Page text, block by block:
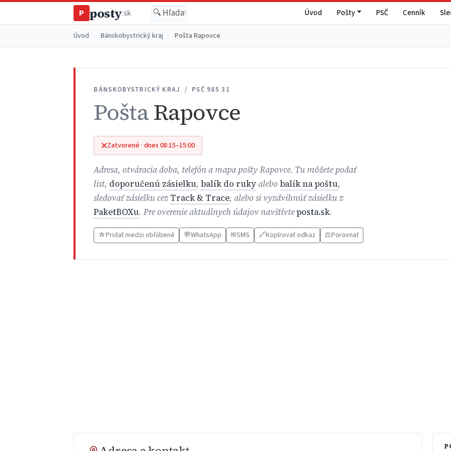
P posty.sk Úvod Pošty PSČ Cenník
Úvod Bánskobystrický kraj Pošta Rapovce
BÁNSKOBYSTRICKÝ KRAJ / PSČ 985 31
PoštaRapovce
Zatvorené · dnes 08:15–15:00
Adresa, otváracia doba, telefón a mapa pošty Rapovce. Tu môžete podať
list, doporučenú zásielku,balík do rukyalebobalík na poštu,
sledovať zásielku cezTrack & Trace, alebo si vyzdvihnúť zásielku z
PaketBOXu. Pre overenie aktuálnych údajov navštívteposta.sk.
☆Pridať medzi obľúbené 💬WhatsApp ✉SMS 🔗Kopírovať odkaz ⚖️Porovnať